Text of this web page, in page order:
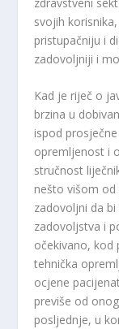
svojih
pristupačniju i
zadovoljniji i
Kad je riječ o
brzina u
ispod
opremljenost i
stručnost
nešto višom
zadovoljni da
zadovoljstva i
očekivano, kod
tehnička
ocjene
previše od
posljednje, u